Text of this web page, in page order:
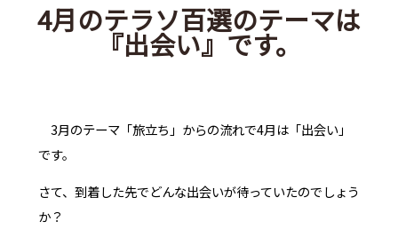
4月のテラソ百選のテーマは
『出会い』です。
3月のテーマ「旅立ち」からの流れで4月は「出会い」
です。
さて、到着した先でどんな出会いが待っていたのでしょう
か？